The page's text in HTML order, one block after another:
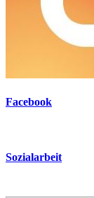
Facebook
Sozialarbeit